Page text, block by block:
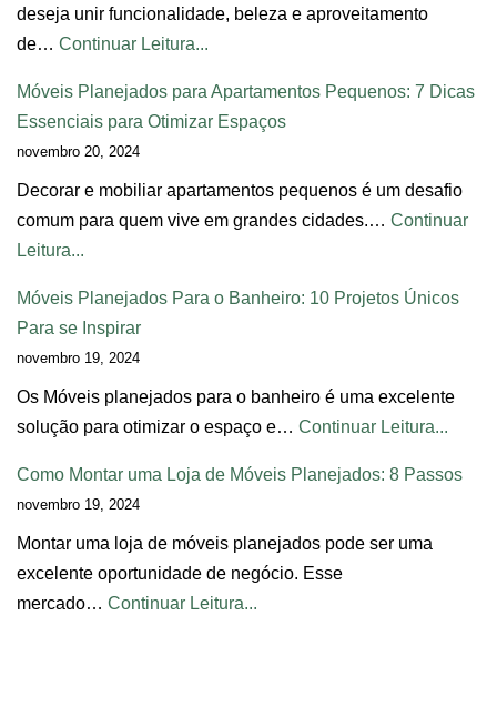
deseja unir funcionalidade, beleza e aproveitamento
de… Continuar Leitura...
Móveis Planejados para Apartamentos Pequenos: 7 Dicas
Essenciais para Otimizar Espaços
novembro 20, 2024
Decorar e mobiliar apartamentos pequenos é um desafio
comum para quem vive em grandes cidades.… Continuar
Leitura...
Móveis Planejados Para o Banheiro: 10 Projetos Únicos
Para se Inspirar
novembro 19, 2024
Os Móveis planejados para o banheiro é uma excelente
solução para otimizar o espaço e… Continuar Leitura...
Como Montar uma Loja de Móveis Planejados: 8 Passos
novembro 19, 2024
Montar uma loja de móveis planejados pode ser uma
excelente oportunidade de negócio. Esse
mercado… Continuar Leitura...